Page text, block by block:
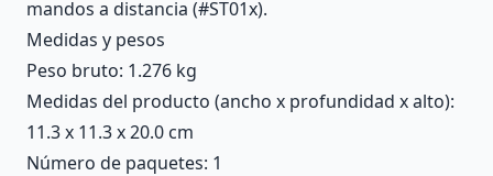
mandos a distancia (#ST01x).
Medidas y pesos
Peso bruto: 1.276 kg
Medidas del producto (ancho x profundidad x alto):
11.3 x 11.3 x 20.0 cm
Número de paquetes: 1